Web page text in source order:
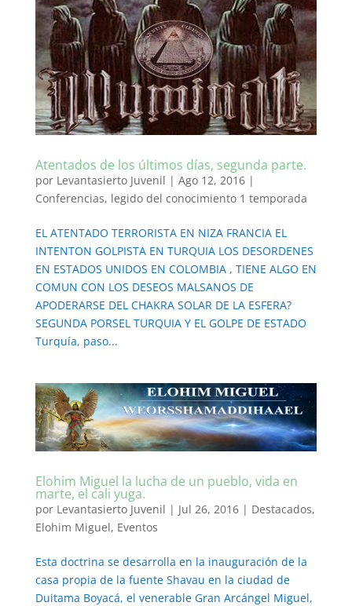
Atentados de los últimos días, segunda parte.
por Levantasierto Juvenil | Ago 12, 2016|
Conferencias, legido del conocimiento 1 temporada
EL ATENTADO TERRORISTA EN NIZA FRANCIA EL
INTENTON GOLPISTA EN TURQUIA LOS DESORDENES
EN ESTADOS UNIDOS EN COLOMBIA , TIENE ALGO EN
COMUN CON LOS DESEOS MALSANOS DE
APODERARSE DEL CHAKRA SOLAR DE LA ESFERA?
SEGUNDA PORSEL TURQUIA Y EL GOLPE DE ESTADO
Turquía, paso...
Elohim Miguel la lucha de un pueblo, vida en
marte, el cali yuga.
por Levantasierto Juvenil | Jul 26, 2016| Destacados,
Elohim Miguel, Eventos
Esta doctrina se desarrolla en la inauguración de la
casa propia de la fuente Shavau en la ciudad de
Duitama Boyacá, el venerable Gran Arcángel Miguel,